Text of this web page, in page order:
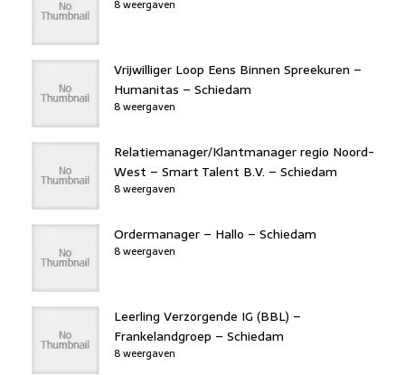
8 weergaven
Vrijwilliger Loop Eens Binnen Spreekuren –
Humanitas – Schiedam
8 weergaven
Relatiemanager/Klantmanager regio Noord-
West – Smart Talent B.V. – Schiedam
8 weergaven
Ordermanager – Hallo – Schiedam
8 weergaven
Leerling Verzorgende IG (BBL) –
Frankelandgroep – Schiedam
8 weergaven